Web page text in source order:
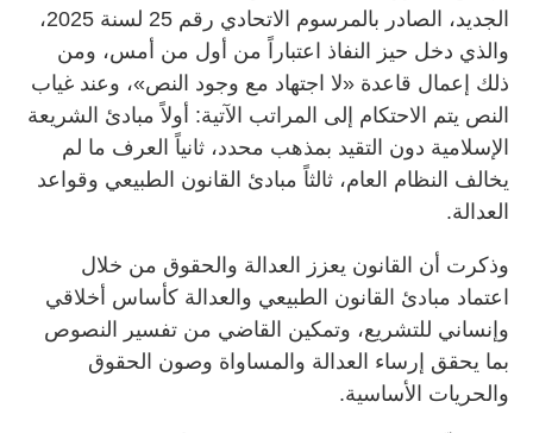
الجديد، الصادر بالمرسوم الاتحادي رقم 25 لسنة 2025،
والذي دخل حيز النفاذ اعتباراً من أول من أمس، ومن
ذلك إعمال قاعدة «لا اجتهاد مع وجود النص»، وعند غياب
النص يتم الاحتكام إلى المراتب الآتية: أولاً مبادئ الشريعة
الإسلامية دون التقيد بمذهب محدد، ثانياً العرف ما لم
يخالف النظام العام، ثالثاً مبادئ القانون الطبيعي وقواعد
العدالة.
وذكرت أن القانون يعزز العدالة والحقوق من خلال
اعتماد مبادئ القانون الطبيعي والعدالة كأساس أخلاقي
وإنساني للتشريع، وتمكين القاضي من تفسير النصوص
بما يحقق إرساء العدالة والمساواة وصون الحقوق
والحريات الأساسية.